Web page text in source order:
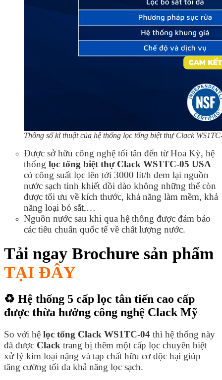
Thông số kĩ thuật của hệ thống lọc tổng biệt thự Clack
Được sở hữu công nghệ tối tân đến từ Hoa Kỳ, hệ
thống lọc tổng biệt thự Clack WS1TC-05 USA
có công suất lọc lên tới 3000 lít/h đem lại nguồn
nước sạch tinh khiết dồi dào không những thế còn
được tối ưu về kích thước, khả năng làm mềm, khả
năng loại bỏ sắt,…
Nguồn nước sau khi qua hệ thống được đảm bảo
các tiêu chuẩn quốc tế về chất lượng nước.
Tải ngay Brochure sản phẩm
TẠI ĐÂY
♻️ Hệ thống 5 cấp lọc tân tiến cao cấp
được thừa hưởng công nghệ Clack Mỹ
So với hệ lọc tổng Clack WS1TC-04 thì hệ thống này
đã được Clack trang bị thêm một cấp lọc chuyên biệt
xử lý kim loại nặng và tạp chất hữu cơ độc hại giúp
tăng cường tối đa khả năng lọc sạch.